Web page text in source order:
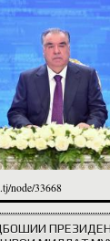
node/33668